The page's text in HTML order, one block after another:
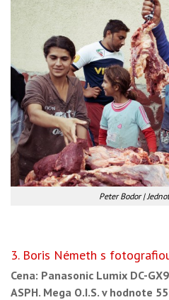
Peter Bodor |
3. Boris Németh s
Cena: Panasonic Lumix DC-
ASPH. Mega O.I.S. v hodnote